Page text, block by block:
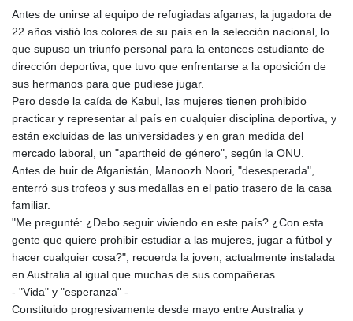
GTQ 8.790438
GYD 241.021217
HKD 9.039583
HNL 30.878201
HRK 7.534341
HTG 150.632674
HUF 365.29112
IDR
20648.779673
ILS 3.465894
IMP 0.85598
IQD
1510.141512
IRR
1584294.588378
JEP 0.85598
Antes de unirse al equipo de refugiadas afganas, la jugadora de
22 años vistió los colores de su país en la selección nacional, lo
que supuso un triunfo personal para la entonces estudiante de
dirección deportiva, que tuvo que enfrentarse a la oposición de
sus hermanos para que pudiese jugar.
Pero desde la caída de Kabul, las mujeres tienen prohibido
practicar y representar al país en cualquier disciplina deportiva, y
están excluidas de las universidades y en gran medida del
mercado laboral, un "apartheid de género", según la ONU.
Antes de huir de Afganistán, Manoozh Noori, "desesperada",
enterró sus trofeos y sus medallas en el patio trasero de la casa
familiar.
"Me pregunté: ¿Debo seguir viviendo en este país? ¿Con esta
gente que quiere prohibir estudiar a las mujeres, jugar a fútbol y
hacer cualquier cosa?", recuerda la joven, actualmente instalada
en Australia al igual que muchas de sus compañeras.
- "Vida" y "esperanza" -
Constituido progresivamente desde mayo entre Australia y